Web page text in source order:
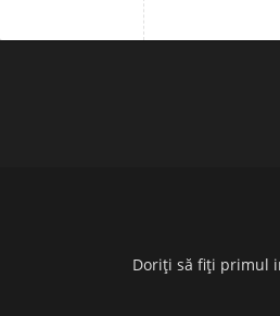
Doriți să fiți primul